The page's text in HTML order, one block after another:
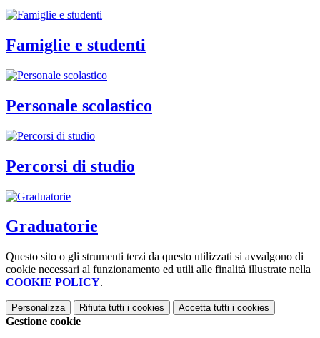
Famiglie e studenti
Personale scolastico
Percorsi di studio
Graduatorie
Questo sito o gli strumenti terzi da questo utilizzati si avvalgono di
cookie necessari al funzionamento ed utili alle finalità illustrate nella
COOKIE POLICY.
Personalizza Rifiuta tutti i cookies Accetta tutti i cookies
Gestione cookie